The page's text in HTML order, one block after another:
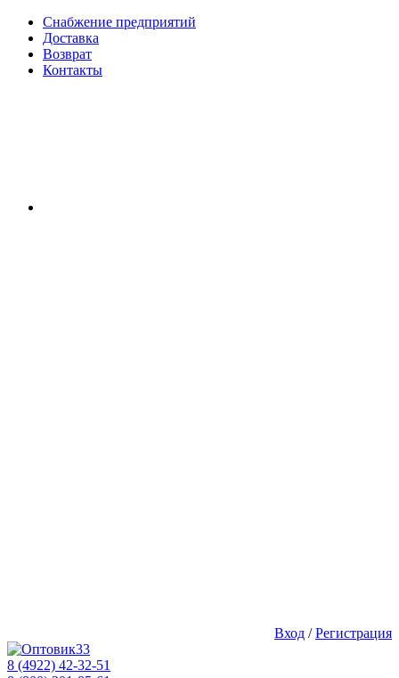
Снабжение предприятий
Доставка
Возврат
Контакты
Вход /Регистрация
8 (4922) 42-32-51